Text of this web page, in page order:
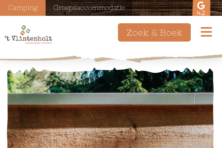
Camping Groepsaccommodatie
4.2
Zoek & Boek